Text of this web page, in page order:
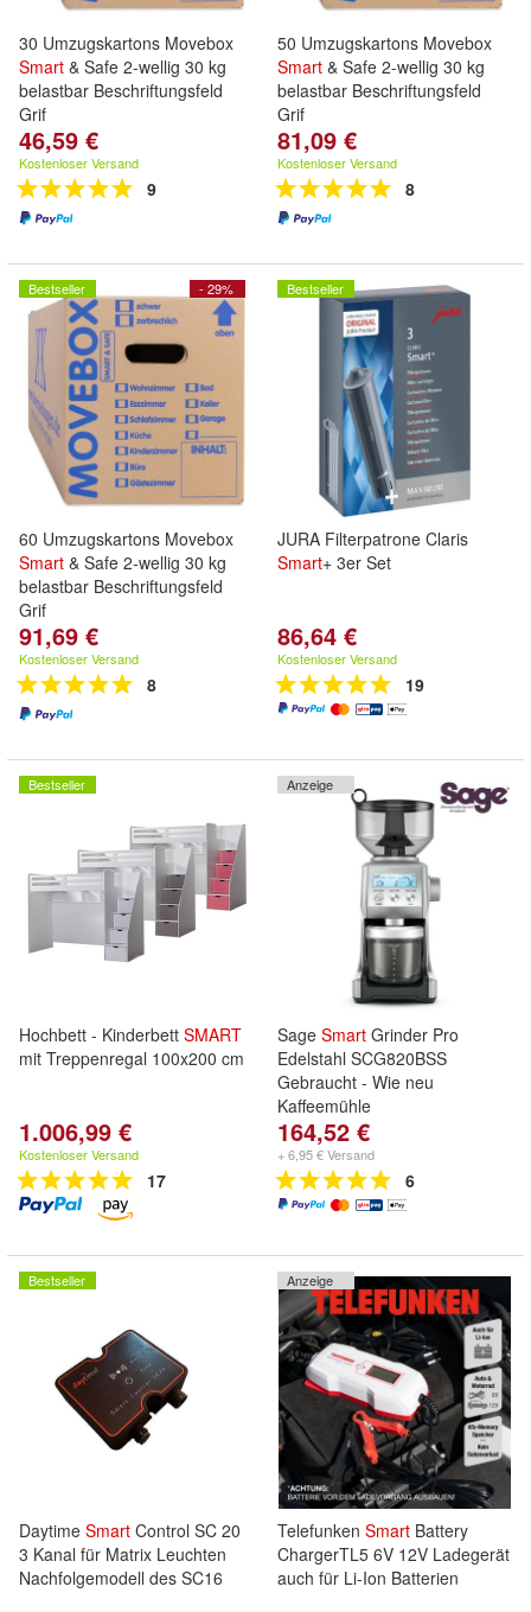
30 Umzugskartons Movebox
Smart & Safe 2-wellig 30 kg
belastbar Beschriftungsfeld
Grif
46,59 €
Kostenloser Versand
9
50 Umzugskartons Movebox
Smart & Safe 2-wellig 30 kg
belastbar Beschriftungsfeld
Grif
81,09 €
Kostenloser Versand
8
- 29%
Bestseller
60 Umzugskartons Movebox
Smart & Safe 2-wellig 30 kg
belastbar Beschriftungsfeld
Grif
91,69 €
Kostenloser Versand
8
Bestseller
JURA Filterpatrone Claris
Smart+ 3er Set
86,64 €
Kostenloser Versand
19
Bestseller
Hochbett - Kinderbett SMART
mit Treppenregal 100x200 cm
1.006,99 €
Kostenloser Versand
17
Anzeige
Sage Smart Grinder Pro
Edelstahl SCG820BSS
Gebraucht - Wie neu
Kaffeemühle
164,52 €
+ 6,95 € Versand
6
Bestseller
Daytime Smart Control SC 20
3 Kanal für Matrix Leuchten
Nachfolgemodell des SC16
Anzeige
Telefunken Smart Battery
ChargerTL5 6V 12V Ladegerät
auch für Li-Ion Batterien